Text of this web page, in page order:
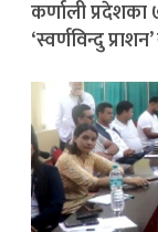
कर्णाली
‘स्वर्णविन्दु